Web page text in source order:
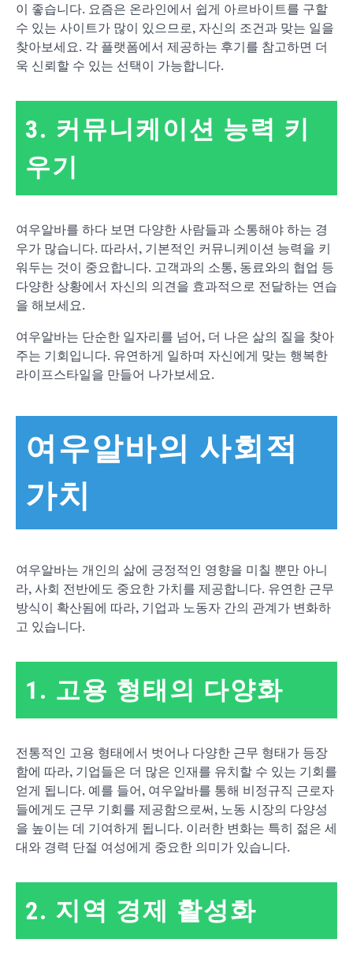
이 좋습니다. 요즘은 온라인에서 쉽게 아르바이트를 구할
수 있는 사이트가 많이 있으므로, 자신의 조건과 맞는 일을
찾아보세요. 각 플랫폼에서 제공하는 후기를 참고하면 더
욱 신뢰할 수 있는 선택이 가능합니다.
3. 커뮤니케이션 능력 키
우기
여우알바를 하다 보면 다양한 사람들과 소통해야 하는 경
우가 많습니다. 따라서, 기본적인 커뮤니케이션 능력을 키
워두는 것이 중요합니다. 고객과의 소통, 동료와의 협업 등
다양한 상황에서 자신의 의견을 효과적으로 전달하는 연습
을 해보세요.
여우알바는 단순한 일자리를 넘어, 더 나은 삶의 질을 찾아
주는 기회입니다. 유연하게 일하며 자신에게 맞는 행복한
라이프스타일을 만들어 나가보세요.
여우알바의 사회적
가치
여우알바는 개인의 삶에 긍정적인 영향을 미칠 뿐만 아니
라, 사회 전반에도 중요한 가치를 제공합니다. 유연한 근무
방식이 확산됨에 따라, 기업과 노동자 간의 관계가 변화하
고 있습니다.
1. 고용 형태의 다양화
전통적인 고용 형태에서 벗어나 다양한 근무 형태가 등장
함에 따라, 기업들은 더 많은 인재를 유치할 수 있는 기회를
얻게 됩니다. 예를 들어, 여우알바를 통해 비정규직 근로자
들에게도 근무 기회를 제공함으로써, 노동 시장의 다양성
을 높이는 데 기여하게 됩니다. 이러한 변화는 특히 젊은 세
대와 경력 단절 여성에게 중요한 의미가 있습니다.
2. 지역 경제 활성화